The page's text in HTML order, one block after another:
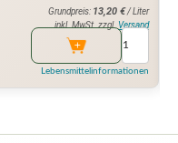
Grundpreis: 13,20 €/ Liter
inkl. MwSt. zzgl. Versand
Lebensmittelinformationen